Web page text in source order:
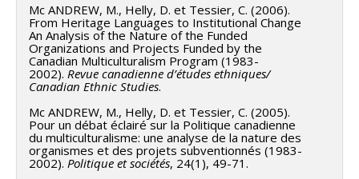
Mc ANDREW, M., Helly, D. et Tessier, C. (2006).
From Heritage Languages to Institutional Change
An Analysis of the Nature of the Funded
Organizations and Projects Funded by the
Canadian Multiculturalism Program (1983-
2002). Revue canadienne d’études ethniques/
Canadian Ethnic Studies.
Mc ANDREW, M., Helly, D. et Tessier, C. (2005).
Pour un débat éclairé sur la Politique canadienne
du multiculturalisme: une analyse de la nature des
organismes et des projets subventionnés (1983-
2002). Politique et sociétés, 24(1), 49-71.